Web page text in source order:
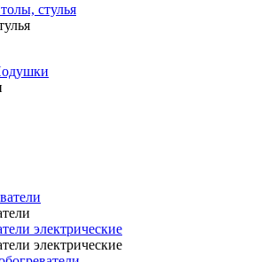
стулья
электрические
электрические